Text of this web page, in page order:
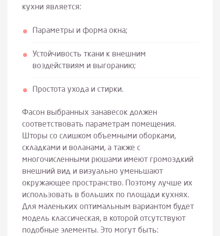
кухни является:
Параметры и форма окна;
Устойчивость ткани к внешним
воздействиям и выгоранию;
Простота ухода и стирки.
Фасон выбранных занавесок должен
соответствовать параметрам помещения.
Шторы со слишком объемными оборками,
складками и воланами, а также с
многочисленными рюшами имеют громоздкий
внешний вид и визуально уменьшают
окружающее пространство. Поэтому лучше их
использовать в больших по площади кухнях.
Для маленьких оптимальным вариантом будет
модель классическая, в которой отсутствуют
подобные элементы. Это могут быть: